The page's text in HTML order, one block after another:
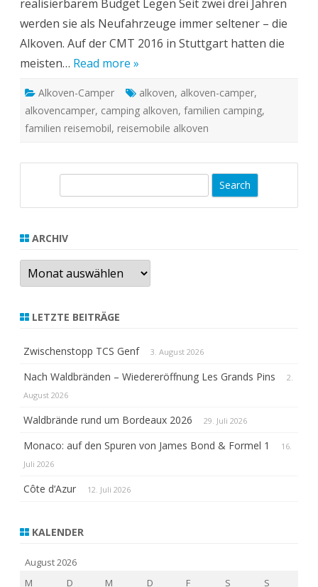
realisierbarem Budget Legen Seit zwei drei Jahren
werden sie als Neufahrzeuge immer seltener – die
Alkoven. Auf der CMT 2016 in Stuttgart hatten die
meisten… Read more »
Alkoven-Camper alkoven, alkoven-camper,
alkovencamper, camping alkoven, familien camping,
familien reisemobil, reisemobile alkoven
r
ARCHIV
Archiv
LETZTE BEITRÄGE
Zwischenstopp TCS Genf 3. August 2026
Nach Waldbränden – Wiedereröffnung Les Grands Pins
2.
August 2026
Waldbrände rund um Bordeaux 2026 29. Juli 2026
Monaco: auf den Spuren von James Bond & Formel 1
16.
Juli 2026
Côte d‘Azur 12. Juli 2026
KALENDER
August 2026
M
D M D F S S